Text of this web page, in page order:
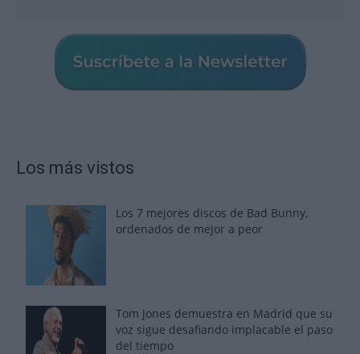
Los más vistos
Los 7 mejores discos de Bad Bunny,
ordenados de mejor a peor
Tom Jones demuestra en Madrid que su
voz sigue desafiando implacable el paso
del tiempo